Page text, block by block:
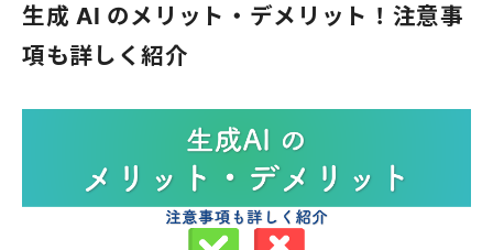
生成 AI のメリット・デメリット！注意事
項も詳しく紹介